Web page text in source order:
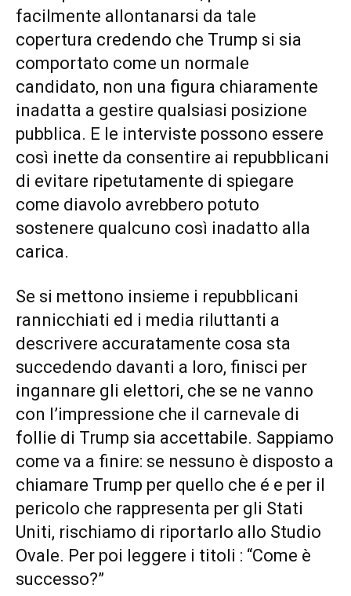
facilmente allontanarsi da tale
copertura credendo che Trump si sia
comportato come un normale
candidato, non una figura chiaramente
inadatta a gestire qualsiasi posizione
pubblica. E le interviste possono essere
così inette da consentire ai repubblicani
di evitare ripetutamente di spiegare
come diavolo avrebbero potuto
sostenere qualcuno così inadatto alla
carica.
Se si mettono insieme i repubblicani
rannicchiati ed i media riluttanti a
descrivere accuratamente cosa sta
succedendo davanti a loro, finisci per
ingannare gli elettori, che se ne vanno
con l’impressione che il carnevale di
follie di Trump sia accettabile. Sappiamo
come va a finire: se nessuno è disposto a
chiamare Trump per quello che é e per il
pericolo che rappresenta per gli Stati
Uniti, rischiamo di riportarlo allo Studio
Ovale. Per poi leggere i titoli : “Come è
successo?”